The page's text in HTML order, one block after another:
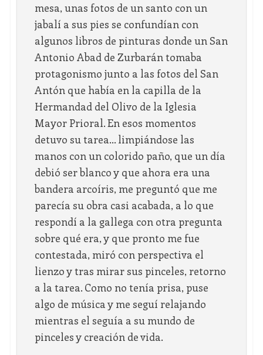
mesa, unas fotos de un santo con un
jabalí a sus pies se confundían con
algunos libros de pinturas donde un San
Antonio Abad de Zurbarán tomaba
protagonismo junto a las fotos del San
Antón que había en la capilla de la
Hermandad del Olivo de la Iglesia
Mayor Prioral. En esos momentos
detuvo su tarea… limpiándose las
manos con un colorido paño, que un día
debió ser blanco y que ahora era una
bandera arcoíris, me preguntó que me
parecía su obra casi acabada, a lo que
respondí a la gallega con otra pregunta
sobre qué era, y que pronto me fue
contestada, miró con perspectiva el
lienzo y tras mirar sus pinceles, retorno
a la tarea. Como no tenía prisa, puse
algo de música y me seguí relajando
mientras el seguía a su mundo de
pinceles y creación de vida.